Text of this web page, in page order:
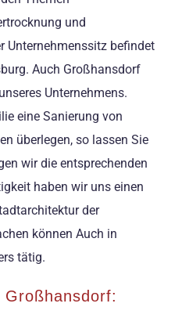
und
Unternehmenssitz befindet
Auch Großhansdorf
Unternehmens.
eine Sanierung von
überlegen, so lassen Sie
wir die entsprechenden
haben wir uns einen
der
können Auch in
tätig.